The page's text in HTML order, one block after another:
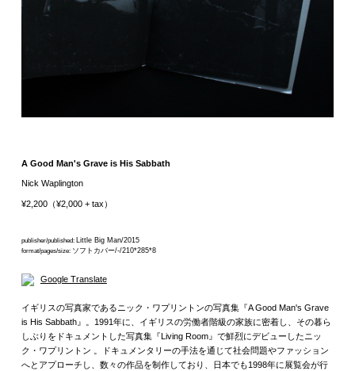
A Good Man's Grave is His Sabbath
Nick Waplington
¥2,200（¥2,000 + tax）
publisher/published: Little Big Man/2015
format/pages/size: ソフトカバー/-/210*285*8
Google Translate
イギリスの写真家であるニック・ワプリントンの写真集『A Good Man's Grave
is His Sabbath』。1991年に、イギリスの労働者階級の家族に密着し、その暮ら
しぶりをドキュメントした写真集『Living Room』で鮮烈にデビューしたニッ
ク・ワプリントン 。ドキュメンタリーの手法を通じて社会問題やファッション
へとアプローチし、数々の作品を制作しており、日本でも1998年に展覧会が行